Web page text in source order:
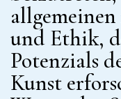
und Ethik,
Potenzials
Kunst